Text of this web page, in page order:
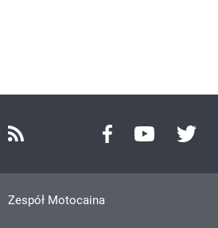
Zespół Motocaina